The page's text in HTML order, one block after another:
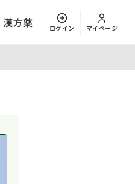
漢方薬 ログイン マイページ